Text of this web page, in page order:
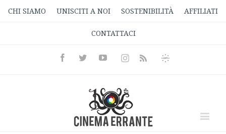
CHI SIAMO UNISCITI A NOI SOSTENIBILITÀ AFFILIATI
CONTATTACI
FacebookTwitterYoutubeInstagramRss
Informativa